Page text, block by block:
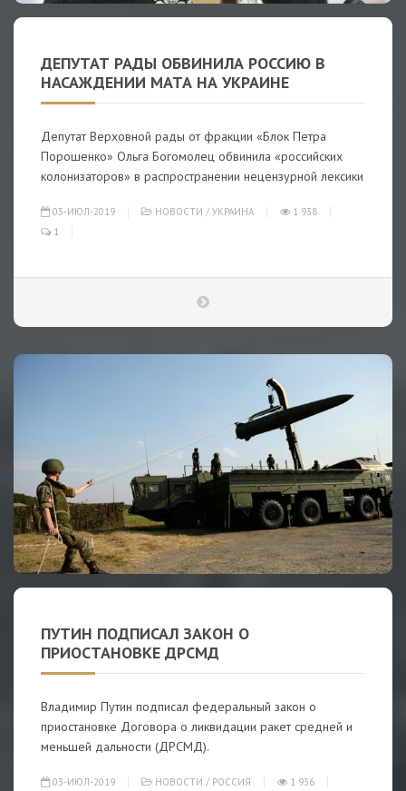
ДЕПУТАТ РАДЫ ОБВИНИЛА РОССИЮ В
НАСАЖДЕНИИ МАТА НА УКРАИНЕ
Депутат Верховной рады от фракции «Блок Петра
Порошенко» Ольга Богомолец обвинила «российских
колонизаторов» в распространении нецензурной лексики
03-ИЮЛ-2019 НОВОСТИ / УКРАИНА
1 938
1
ПУТИН ПОДПИСАЛ ЗАКОН О
ПРИОСТАНОВКЕ ДРСМД
Владимир Путин подписал федеральный закон о
приостановке Договора о ликвидации ракет средней и
меньшей дальности (ДРСМД).
03-ИЮЛ-2019 НОВОСТИ / РОССИЯ
1 936